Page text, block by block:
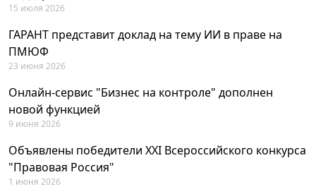
15 июля 2026
ГАРАНТ представит доклад на тему ИИ в праве на
ПМЮФ
23 июня 2026
Онлайн-сервис "Бизнес на контроле" дополнен
новой функцией
9 июня 2026
Объявлены победители XXI Всероссийского конкурса
"Правовая Россия"
1 июня 2026